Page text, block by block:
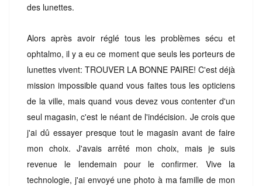
des lunettes.
Alors après avoir réglé tous les problèmes sécu et
ophtalmo, il y a eu ce moment que seuls les porteurs de
lunettes vivent: TROUVER LA BONNE PAIRE! C'est déjà
mission impossible quand vous faites tous les opticiens
de la ville, mais quand vous devez vous contenter d'un
seul magasin, c'est le néant de l'indécision. Je crois que
j'ai dû essayer presque tout le magasin avant de faire
mon choix. J'avais arrêté mon choix, mais je suis
revenue le lendemain pour le confirmer. Vive la
technologie, j'ai envoyé une photo à ma famille de mon